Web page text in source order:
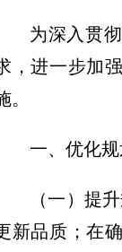
为深入贯
，进一步加
。
一、优化
（一）提
新品质；在